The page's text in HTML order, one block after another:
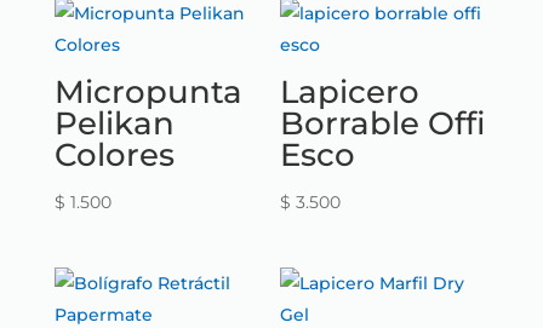
Micropunta
Pelikan
Colores
$ 1.500
Lapicero
Borrable Offi
Esco
$ 3.500